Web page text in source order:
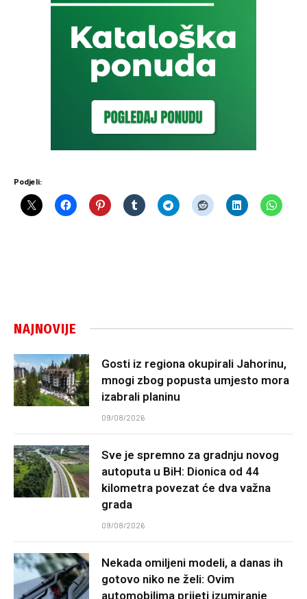
Podjeli:
NAJNOVIJE
Gosti iz regiona okupirali Jahorinu,
mnogi zbog popusta umjesto mora
izabrali planinu
09/08/2026
Sve je spremno za gradnju novog
autoputa u BiH: Dionica od 44
kilometra povezat će dva važna
grada
09/08/2026
Nekada omiljeni modeli, a danas ih
gotovo niko ne želi: Ovim
automobilima prijeti izumiranje